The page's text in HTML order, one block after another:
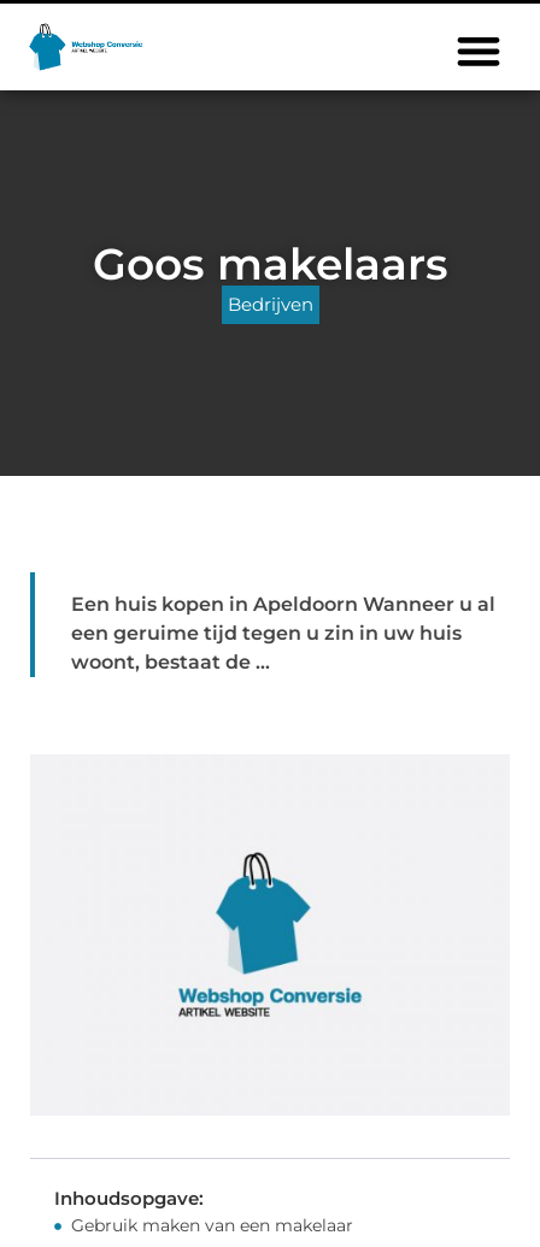
Goos makelaars
Bedrijven
Een huis kopen in Apeldoorn Wanneer u al
een geruime tijd tegen u zin in uw huis
woont, bestaat de ...
Inhoudsopgave:
Gebruik maken van een makelaar